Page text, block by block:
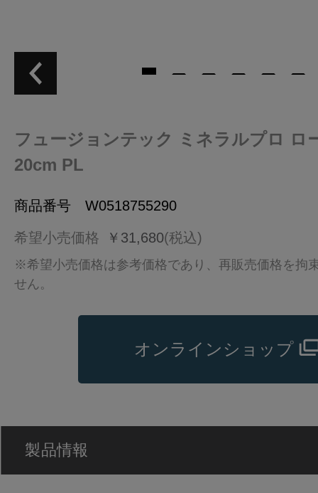
フュージョンテック ミネラルプロ ロ
20cm PL
商品番号 W0518755290
希望小売価格 ￥31,680(税込)
※希望小売価格は参考価格であり、再販売価格を拘
せん。
オンラインショップ
製品情報